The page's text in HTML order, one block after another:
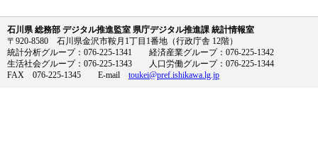
石川県 総務部 デジタル推進監室 県庁デジタル推進課 統計情報室
〒920-8580 石川県金沢市鞍月1丁目1番地（行政庁舎 12階）
統計分析グループ：076-225-1341 経済産業グループ：076-225-1342
生活社会グループ：076-225-1343 人口労働グループ：076-225-1344
FAX 076-225-1345 E-mail toukei@pref.ishikawa.lg.jp